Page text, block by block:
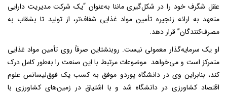
عقل شگرف خود را در شکل‌گیری ماننا به‌عنوان “یک شرکت مدیریت دارایی
متعهد به ارائه زنجیره تأمین مواد غذایی شفاف‌تر، از تولید تا بشقاب به
مصرف‌کنندگان” قرار دهد.
او یک سرمایه‌گذار معمولی نیست. روبنشتاین صرفاً روی تأمین مواد غذایی
متمرکز است و می‌خواهد موضوعات مرتبط با این صنعت را به‌طور کامل درک
کند، بنابراین وی در دانشگاه پوردو موفق به کسب یک فوق‌لیسانس علوم
اقتصاد کشاورزی در دانشگاه شد و با اشتیاق در زمین‌های کشاورزی با